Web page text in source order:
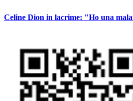
Celine Dion in lacrime: "Ho una